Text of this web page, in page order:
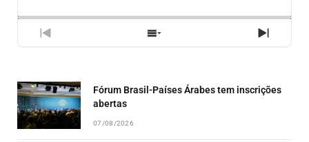
PREVIOUS
EPISODE
SHOW
EPISODES
NEXT
Fórum Brasil-Países Árabes tem inscrições
abertas
07/08/2026